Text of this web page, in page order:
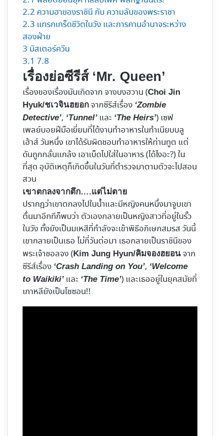
2.2 ความฮาของราชินี กับ ความลับของพระราชา
2.3 แทรกเกร็ดชีวิตในวัง และการคานอำนาจระหว่าง
สองฝ่าย
3 มิสเตอร์ควีน
3.1 7.8
เรื่องย่อซีรีส์ ‘Mr. Queen’
เรื่องของเรื่องมันเกิดจาก จางบงฮวาน (Choi Jin
Hyuk/ชเวจินฮยอก จากซีรีส์เรื่อง ‘Zombie
Detective’, ‘Tunnel’ และ ‘The Heirs’) เซฟ
เพลย์บอยฝีมือเยี่ยมที่ได้งานทำอาหารในทำเนียบบลู
เฮ้าส์ วันหนึ่ง เขาได้รับผิดชอบทำอาหารให้ท่านทูต แต่
ดันถูกกลั่นแกล้ง เอาเบ็ดไปใส่ในอาหาร (ได้ไงอะ?) ใน
ที่สุด อุบัติเหตุก็เกิดขึ้นในวันที่ตำรวจมาตามตัวจะไปสอน
สวน
เขาตกลงจากตึก….แต่ไม่ตาย
ปรากฏว่าเขาตกลงไปในน้ำและมีหญิงคนหนึ่งมาจูบเขา
ตื่นมาอีกทีก็พบว่า ตัวเองกลายเป็นหญิงสาวที่อยู่ในรั้ว
ในวัง ทั้งยังเป็นมเหสีที่กำลังจะเข้าพิธีอภิเษกสมรส วันนี้
เขากลายเป็นเธอ ไม่กี่วันต่อมา เธอกลายเป็นราชินีของ
พระเจ้าชอลจง (Kim Jung Hyun/คิมจองฮยอน จาก
ซีรีส์เรื่อง ‘Crash Landing on You’, ‘Welcome
to Waikiki’ และ ‘The Time’) และเธออยู่ในยุคสมัยที่
เกาหลียังเป็นโชซอน!!